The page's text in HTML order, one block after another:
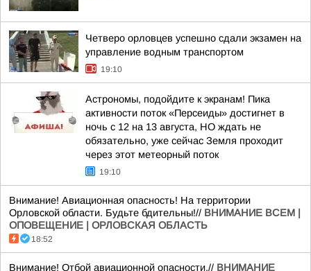
Четверо орловцев успешно сдали экзамен на
управление водным транспортом
19:10
Астрономы, подойдите к экранам! Пика
активности поток «Персеиды» достигнет в
ночь с 12 на 13 августа, НО ждать не
обязательно, уже сейчас Земля проходит
через этот метеорный поток
19:10
Внимание! Авиационная опасность! На территории
Орловской области. Будьте бдительны!// ВНИМАНИЕ ВСЕМ |
ОПОВЕЩЕНИЕ | ОРЛОВСКАЯ ОБЛАСТЬ
18:52
Внимание! Отбой авиационной опасности.// ВНИМАНИЕ